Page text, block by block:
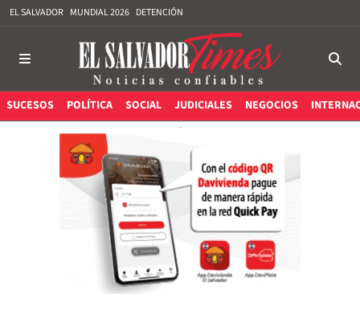
EL SALVADOR MUNDIAL 2026 DETENCIÓN
SUCESOS POLÍTICA SOCIAL JUDICIALES NEGOCIOS